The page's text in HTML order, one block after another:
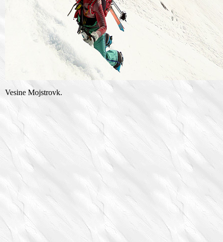
Vesine Mojstrovk.